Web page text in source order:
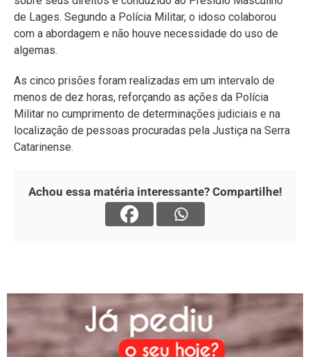
de Lages. Segundo a Polícia Militar, o idoso colaborou
com a abordagem e não houve necessidade do uso de
algemas.
As cinco prisões foram realizadas em um intervalo de
menos de dez horas, reforçando as ações da Polícia
Militar no cumprimento de determinações judiciais e na
localização de pessoas procuradas pela Justiça na Serra
Catarinense.
Achou essa matéria interessante? Compartilhe!